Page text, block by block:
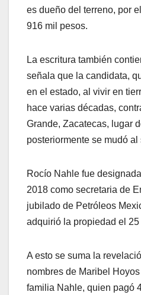
es dueño del terreno, por
916 mil pesos.
La escritura también
señala que la candidata,
en el estado, al vivir en
hace varias décadas,
Grande, Zacatecas, lugar
posteriormente se mudó al
Rocío Nahle fue
2018 como secretaria de
jubilado de Petróleos
adquirió la propiedad el
A esto se suma la
nombres de Maribel
familia Nahle, quien pagó